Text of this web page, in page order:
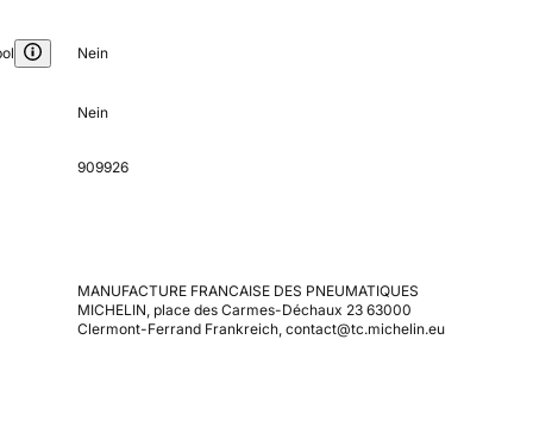
Nein
Nein
909926
MANUFACTURE FRANCAISE DES PNEUMATIQUES
MICHELIN, place des Carmes-Déchaux 23 63000
Clermont-Ferrand Frankreich, contact@tc.michelin.eu